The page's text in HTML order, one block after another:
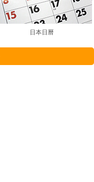
日本日曆